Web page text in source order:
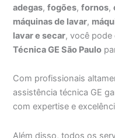
adegas,fogões,fornos,
máquinas de lavar,
lavar e secar, você
Técnica GE São Paulo
Com profissionais
assistência técnica GE
com expertise e
Além disso, todos os